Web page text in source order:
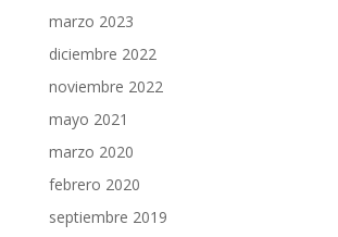
marzo 2023
diciembre 2022
noviembre 2022
mayo 2021
marzo 2020
febrero 2020
septiembre 2019